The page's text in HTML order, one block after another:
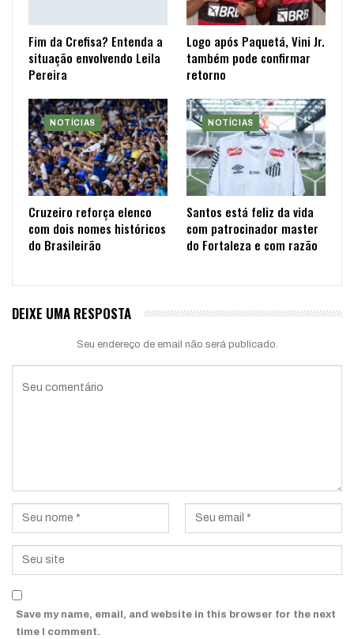
Fim da Crefisa? Entenda a
situação envolvendo Leila
Pereira
Logo após Paquetá, Vini Jr.
também pode confirmar
retorno
NOTÍCIAS
Cruzeiro reforça elenco
com dois nomes históricos
do Brasileirão
NOTÍCIAS
Santos está feliz da vida
com patrocinador master
do Fortaleza e com razão
DEIXE UMA RESPOSTA
Seu endereço de email não será publicado.
Save my name, email, and website in this browser for the next
time I comment.